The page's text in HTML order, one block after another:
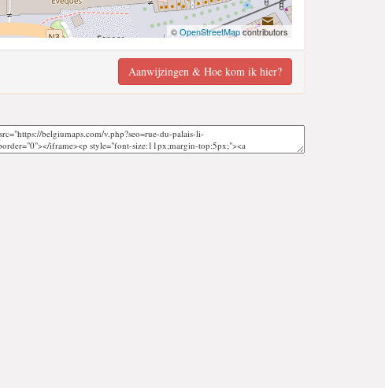
©OpenStreetMapcontributors
Aanwijzingen & Hoe kom ik hier?